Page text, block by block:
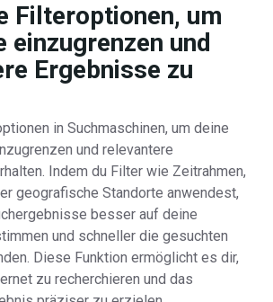
Filteroptionen, um
einzugrenzen und
Ergebnisse zu
in Suchmaschinen, um deine
und relevantere
Indem du Filter wie Zeitrahmen,
geografische Standorte anwendest,
besser auf deine
und schneller die gesuchten
Diese Funktion ermöglicht es dir,
zu recherchieren und das